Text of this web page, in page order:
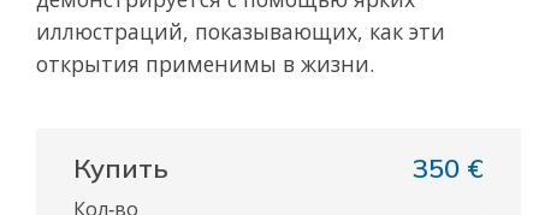
иллюстраций, показывающих, как эти
открытия применимы в жизни.
Купить 350 €
Кол‑во